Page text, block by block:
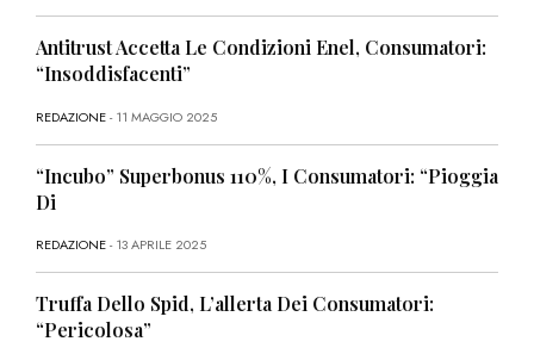
Antitrust Accetta Le Condizioni Enel, Consumatori:
“Insoddisfacenti”
REDAZIONE- 11 MAGGIO 2025
“Incubo” Superbonus 110%, I Consumatori: “Pioggia
Di
REDAZIONE- 13 APRILE 2025
Truffa Dello Spid, L’allerta Dei Consumatori:
“Pericolosa”